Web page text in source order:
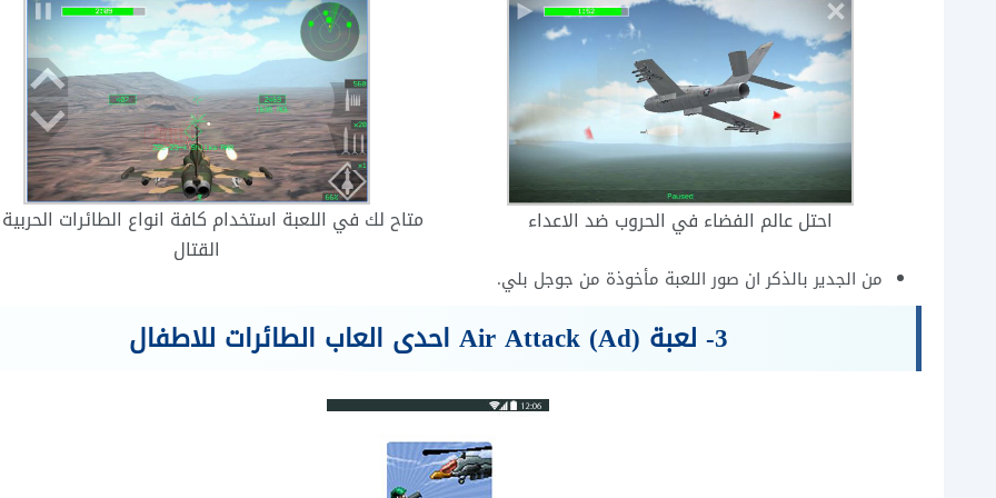
احتل عالم الفضاء في الحروب ضد الاعداء
متاح لك في اللعبة استخدام كافة انواع الطائرات
القتال
من الجدير بالذكر ان صور اللعبة مأخوذة من جوجل بلي.